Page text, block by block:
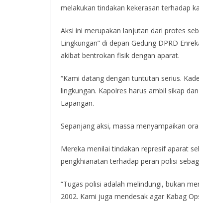
melakukan tindakan kekerasan terhadap
Aksi ini merupakan lanjutan dari protes
Lingkungan” di depan Gedung DPRD
akibat bentrokan fisik dengan aparat.
“Kami datang dengan tuntutan serius.
lingkungan. Kapolres harus ambil sikap
Lapangan.
Sepanjang aksi, massa menyampaikan
Mereka menilai tindakan represif aparat
pengkhianatan terhadap peran polisi
“Tugas polisi adalah melindungi, bukan
2002. Kami juga mendesak agar Kabag